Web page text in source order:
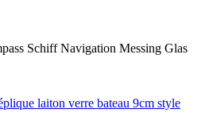
laiton verre bateau 9cm style